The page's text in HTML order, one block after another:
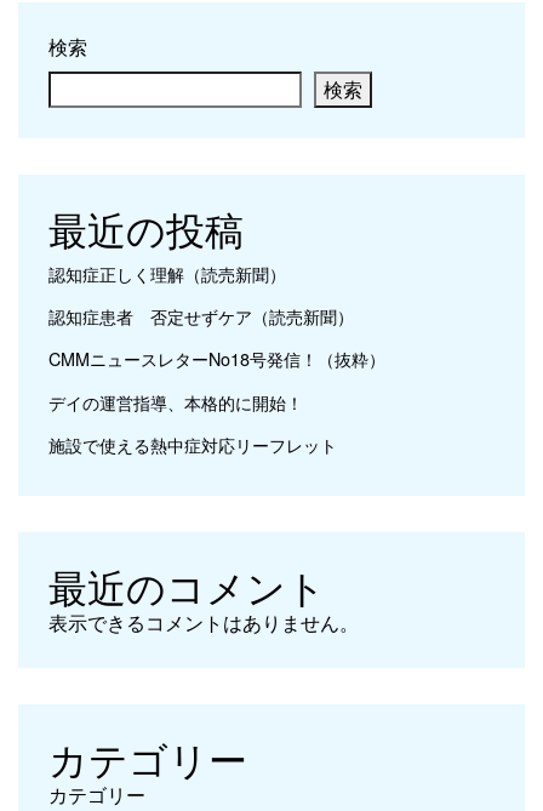
検索
検索
最近の投稿
認知症正しく理解（読売新聞）
認知症患者 否定せずケア（読売新聞）
CMMニュースレターNo18号発信！（抜粋）
デイの運営指導、本格的に開始！
施設で使える熱中症対応リーフレット
最近のコメント
表示できるコメントはありません。
カテゴリー
カテゴリー